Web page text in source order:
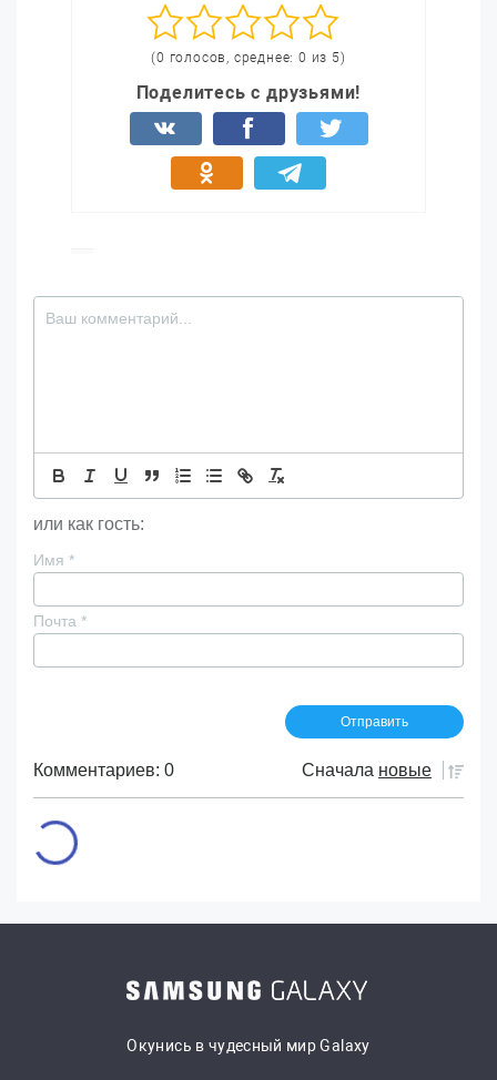
(0 голосов, среднее: 0 из 5)
Поделитесь с друзьями!
или как гость:
Имя *
Почта *
Комментариев: 0 Сначала новые
Окунись в чудесный мир Galaxy